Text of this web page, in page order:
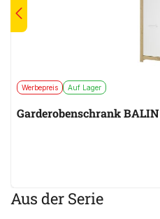
Werbepreis Auf Lager
Garderobenschrank BALIN
Aus der Serie